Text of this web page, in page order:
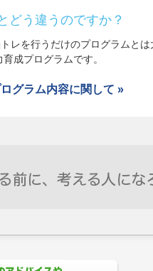
どう違うのですか？
レを行うだけのプログラムと
成プログラムです。
グラム内容に関して »